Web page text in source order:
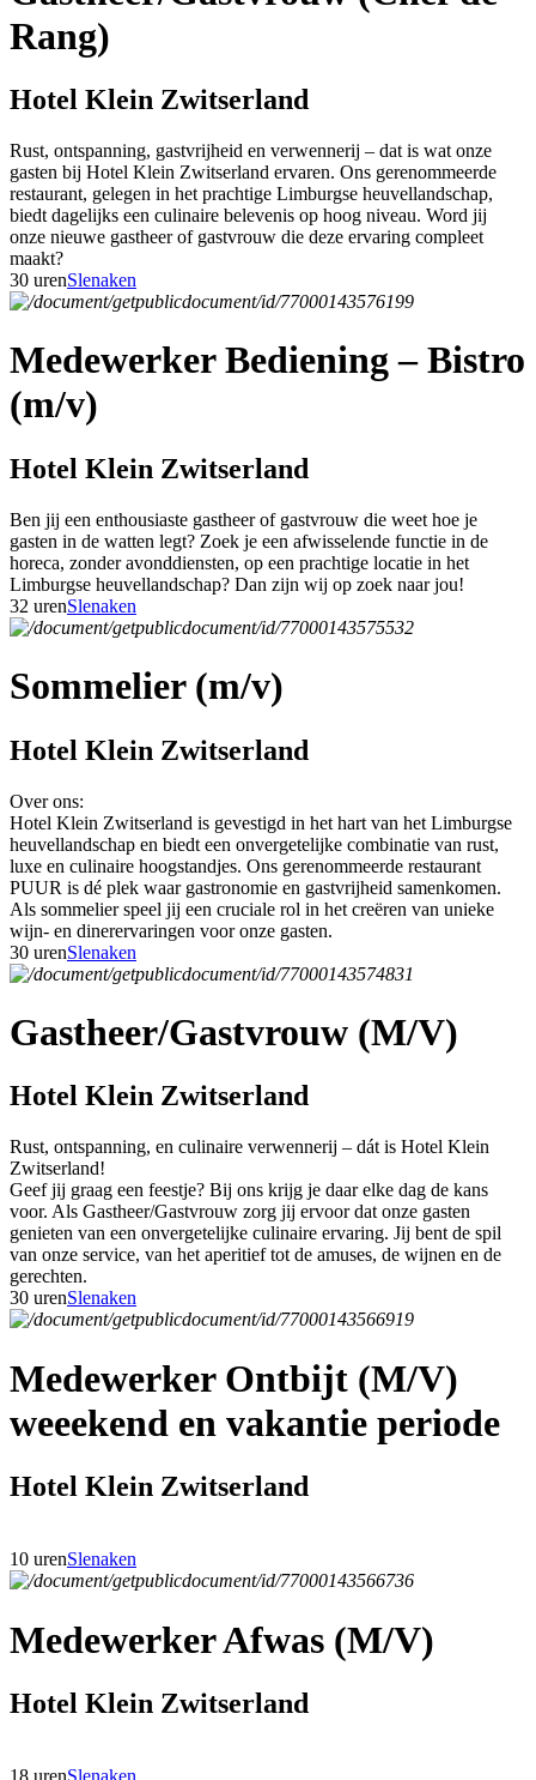
Rang)
Hotel Klein Zwitserland
Rust, ontspanning, gastvrijheid en verwennerij – dat is wat onze
gasten bij Hotel Klein Zwitserland ervaren. Ons gerenommeerde
restaurant, gelegen in het prachtige Limburgse heuvellandschap,
biedt dagelijks een culinaire belevenis op hoog niveau. Word jij
onze nieuwe gastheer of gastvrouw die deze ervaring compleet
maakt?
30 urenSlenaken
Medewerker Bediening – Bistro
(m/v)
Hotel Klein Zwitserland
Ben jij een enthousiaste gastheer of gastvrouw die weet hoe je
gasten in de watten legt? Zoek je een afwisselende functie in de
horeca, zonder avonddiensten, op een prachtige locatie in het
Limburgse heuvellandschap? Dan zijn wij op zoek naar jou!
32 urenSlenaken
Sommelier (m/v)
Hotel Klein Zwitserland
Over ons:
Hotel Klein Zwitserland is gevestigd in het hart van het Limburgse
heuvellandschap en biedt een onvergetelijke combinatie van rust,
luxe en culinaire hoogstandjes. Ons gerenommeerde restaurant
PUUR is dé plek waar gastronomie en gastvrijheid samenkomen.
Als sommelier speel jij een cruciale rol in het creëren van unieke
wijn- en dinerervaringen voor onze gasten.
30 urenSlenaken
Gastheer/Gastvrouw (M/V)
Hotel Klein Zwitserland
Rust, ontspanning, en culinaire verwennerij – dát is Hotel Klein
Zwitserland!
Geef jij graag een feestje? Bij ons krijg je daar elke dag de kans
voor. Als Gastheer/Gastvrouw zorg jij ervoor dat onze gasten
genieten van een onvergetelijke culinaire ervaring. Jij bent de spil
van onze service, van het aperitief tot de amuses, de wijnen en de
gerechten.
30 urenSlenaken
Medewerker Ontbijt (M/V)
weeekend en vakantie periode
Hotel Klein Zwitserland
10 urenSlenaken
Medewerker Afwas (M/V)
Hotel Klein Zwitserland
18 urenSlenaken